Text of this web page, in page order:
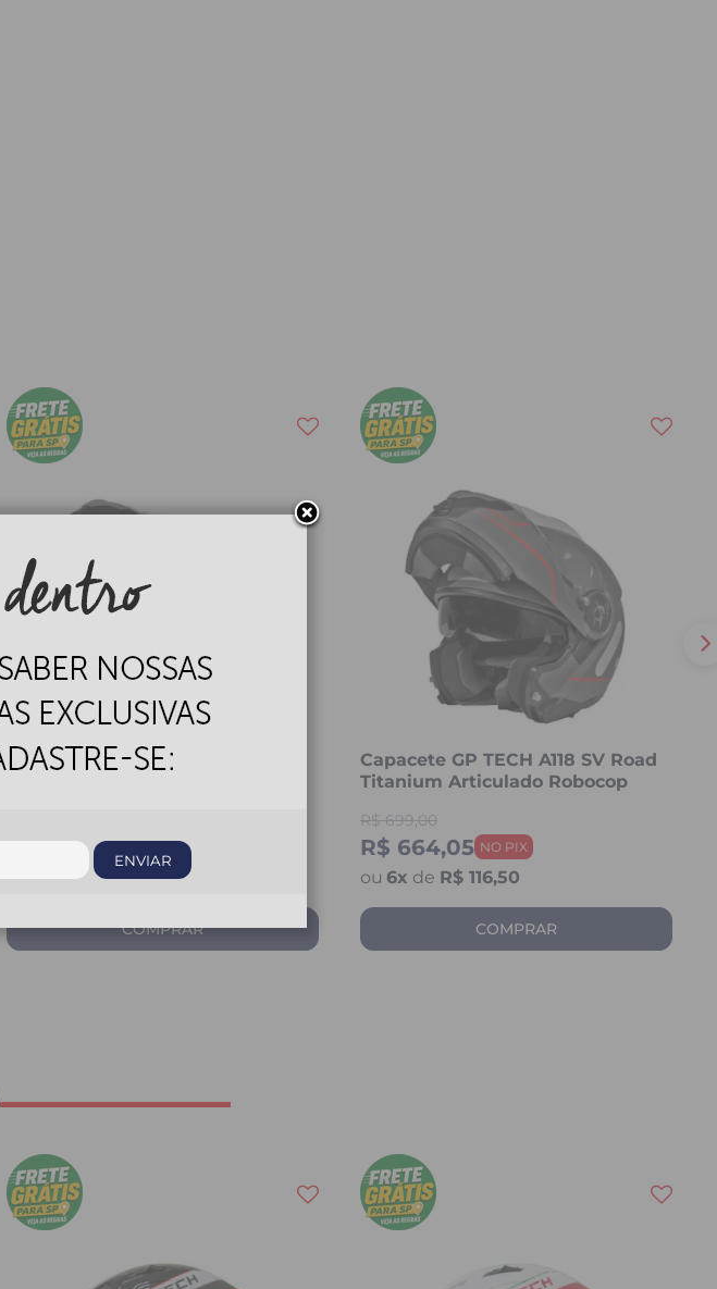
Capacete GP TECH A118 SV
R$ 664,05
6x de R$ 116,50
COMPRAR
Capacete GP TECH A118 SV Road
Titanium Articulado Robocop
R$ 699,00
R$ 664,05
6x de R$ 116,50
COMPRAR
ENVIAR